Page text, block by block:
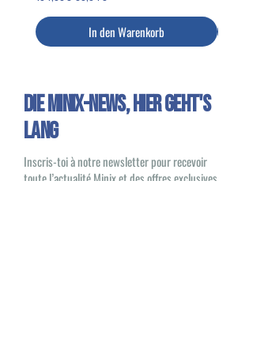
In den Warenkorb
Die Minix-News, HIER GEHT'S
LANG
Inscris-toi à notre newsletter pour recevoir
toute l’actualité Minix et des offres exclusives